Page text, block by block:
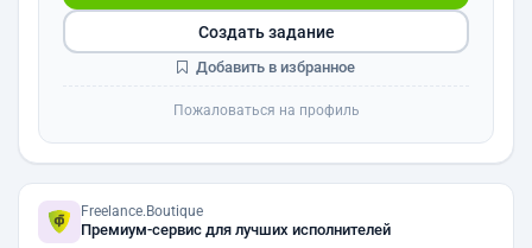
Создать задание
Добавить в избранное
Пожаловаться на профиль
Freelance.Boutique
Премиум-сервис для лучших исполнителей